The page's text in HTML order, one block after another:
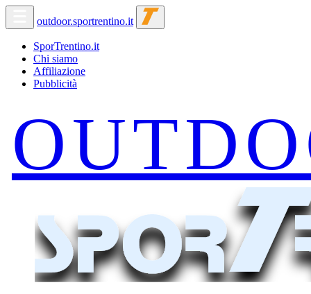
outdoor.sportrentino.it
SporTrentino.it
Chi siamo
Affiliazione
Pubblicità